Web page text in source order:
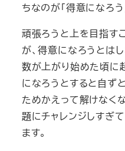
ちなのが「得意になろう
頑張ろうと上を目指す
が、得意になろうとは
数が上がり始めた頃に
になろうとすると自ず
ためかえって解けなく
題にチャレンジしすぎ
ます。